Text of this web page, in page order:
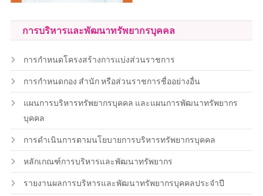
การบริหารและพัฒนาทรัพยากรบุคคล
การกำหนดโครงสร้างการแบ่งส่วนราชการ
การกำหนดกอง สำนัก หรือส่วนราชการชื่ออย่างอื่น
แผนการบริหารทรัพยากรบุคคล และแผนการพัฒนาทรัพยากร
บุคคล
การดำเนินการตามนโยบายการบริหารทรัพยากรบุคคล
หลักเกณฑ์การบริหารและพัฒนาทรัพยากร
รายงานผลการบริหารและพัฒนาทรัพยากรบุคคลประจำปี